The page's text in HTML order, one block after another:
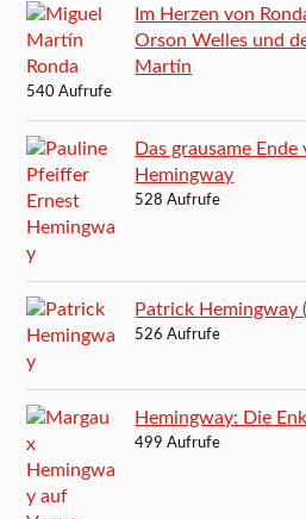
Im Herzen von
Orson Welles und
Martín
540 Aufrufe
Das grausame
Hemingway
528 Aufrufe
Patrick Hemingway
526 Aufrufe
Hemingway: Die
499 Aufrufe